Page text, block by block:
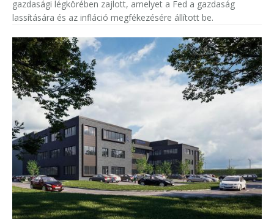
gazdasági légkörében zajlott, amelyet a Fed a gazdaság
lassítására és az infláció megfékezésére állított be.